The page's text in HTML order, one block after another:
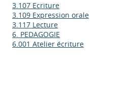
3.107 Ecriture
3.109 Expression orale
3.117 Lecture
6. PEDAGOGIE
6.001 Atelier écriture